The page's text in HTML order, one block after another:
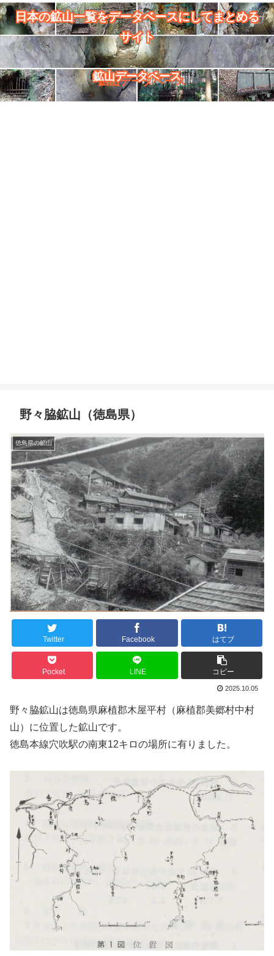
日本の鉱山一覧をデータベースにしてまとめる
サイト
鉱山データベース
野々脇鉱山（徳島県）
徳島県の鉱山
Twitter Facebook はてブ
Pocket LINE コピー
2025.10.05
野々脇鉱山は徳島県麻植郡木屋平村（麻植郡美郷村中村
山）に位置した鉱山です。
徳島本線穴吹駅の南東12キロの場所に有りました。